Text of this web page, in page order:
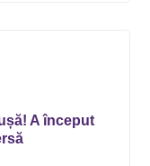
A început